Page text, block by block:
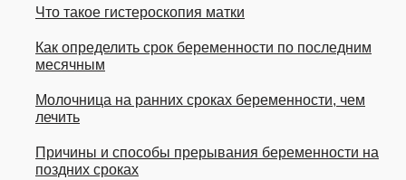
Что такое гистероскопия матки
Как определить срок беременности по последним
месячным
Молочница на ранних сроках беременности, чем
лечить
Причины и способы прерывания беременности на
поздних сроках